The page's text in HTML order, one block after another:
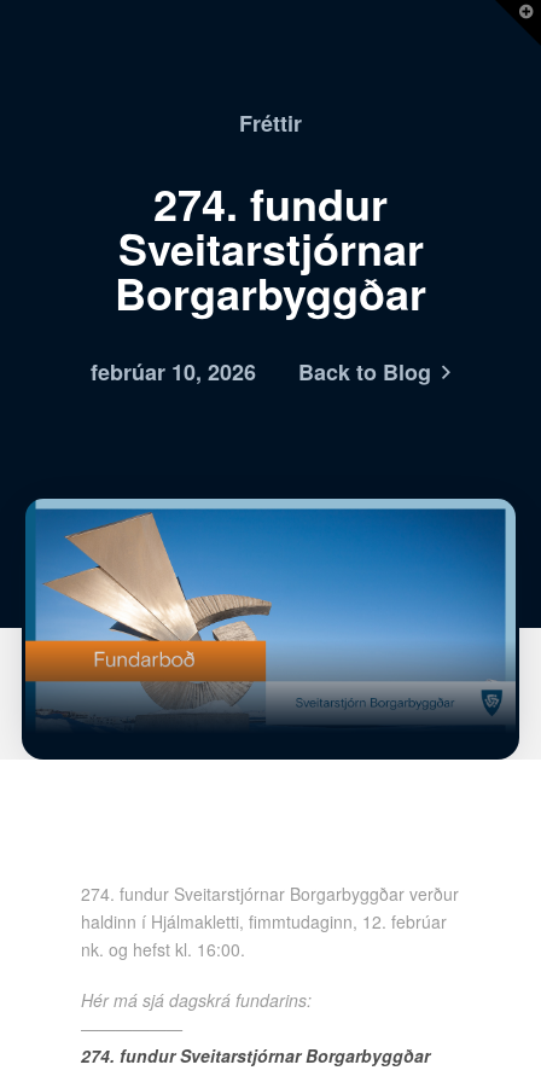
Fréttir
274. fundur
Sveitarstjórnar
Borgarbyggðar
febrúar 10, 2026 Back to Blog
274. fundur Sveitarstjórnar Borgarbyggðar verður
haldinn í Hjálmakletti, fimmtudaginn, 12. febrúar
nk. og hefst kl. 16:00.
Hér má sjá dagskrá fundarins:
——————
274. fundur Sveitarstjórnar Borgarbyggðar